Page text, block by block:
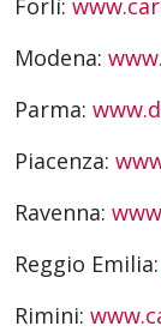
Forlì:
Modena:
Parma:
Piacenza:
Ravenna:
Reggio Emilia:
Rimini: